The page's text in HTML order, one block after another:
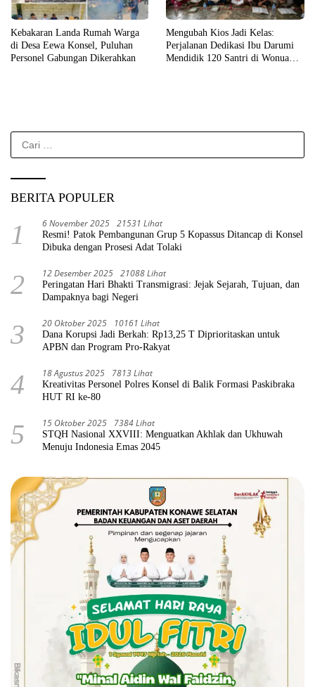
Kebakaran Landa Rumah Warga
di Desa Eewa Konsel, Puluhan
Personel Gabungan Dikerahkan
Mengubah Kios Jadi Kelas:
Perjalanan Dedikasi Ibu Darumi
Mendidik 120 Santri di Wonua
Cari
untuk:
BERITA POPULER
1 6 November 2025 21531 Lihat
Resmi! Patok Pembangunan Grup 5 Kopassus Ditancap di Konsel
Dibuka dengan Prosesi Adat Tolaki
2 12 Desember 2025 21088 Lihat
Peringatan Hari Bhakti Transmigrasi: Jejak Sejarah, Tujuan, dan
Dampaknya bagi Negeri
3 20 Oktober 2025 10161 Lihat
Dana Korupsi Jadi Berkah: Rp13,25 T Diprioritaskan untuk
APBN dan Program Pro-Rakyat
4 18 Agustus 2025 7813 Lihat
Kreativitas Personel Polres Konsel di Balik Formasi Paskibraka
HUT RI ke-80
5 15 Oktober 2025 7384 Lihat
STQH Nasional XXVIII: Menguatkan Akhlak dan Ukhuwah
Menuju Indonesia Emas 2045